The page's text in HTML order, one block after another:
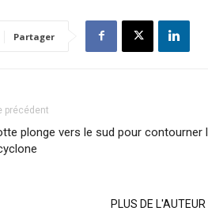
Partager
précédent
plonge vers le sud pour contourner l
PLUS DE L'AUTEUR